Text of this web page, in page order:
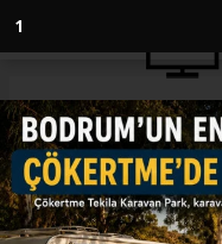
Anasayfa EKONOMİ
Türkiye'de
geçen yıl
yerli